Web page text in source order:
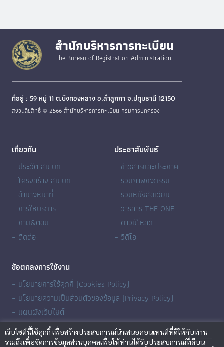
สำนักบริหารการทะเบียน
The Bureau of Registration Administration
ที่อยู่ : 59 หมู่ 11 ต.บึงทองหลาง อ.ลำลูกกา จ.ปทุมธานี 12150
สงวนลิขสิทธิ์ © 2566 สำนักบริหารการทะเบียน กรมการปกครอง
เกี่ยวกับ
– ประวัติ สน.บท.
– โครงสร้าง สน.บท.
– อำนาจหน้าที่
– การให้บริการ
– ถาม&ตอบ
– ติดต่อ
ประชาสัมพันธ์
– ข่าวสารและประกาศ
– รวมภาพกิจกรรม
– รวมหนังสือเวียน
– วารสาร THE ONE
– ดาวน์โหลด
– วิดีโอ
ข้อตกลงการใช้งาน
– นโยบายการใช้คุกกี้ (Cookies Policy)
– นโยบายความเป็นส่วนตัวของข้อมูล (Privacy Policy)
– แผนผังเว็บไซต์
เว็บไซต์นี้ใช้คุกกี้ เพื่อสร้างประสบการณ์นำเสนอคอนเทนต์ที่ดีให้กับท่าน
รวมถึงเพื่อจัดการข้อมูลส่วนบุคคลเพื่อให้ท่านได้รับประสบการณ์ที่ดีบน